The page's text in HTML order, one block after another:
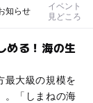
知らせ
イベント
見どころ
める！海の生
最大級の規模を
。「しまねの海